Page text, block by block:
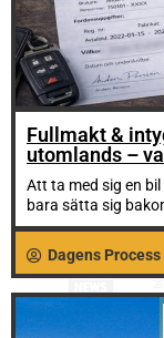
Fullmakt &
utomlands –
Att ta med sig en
bara sätta sig
Dagens Process